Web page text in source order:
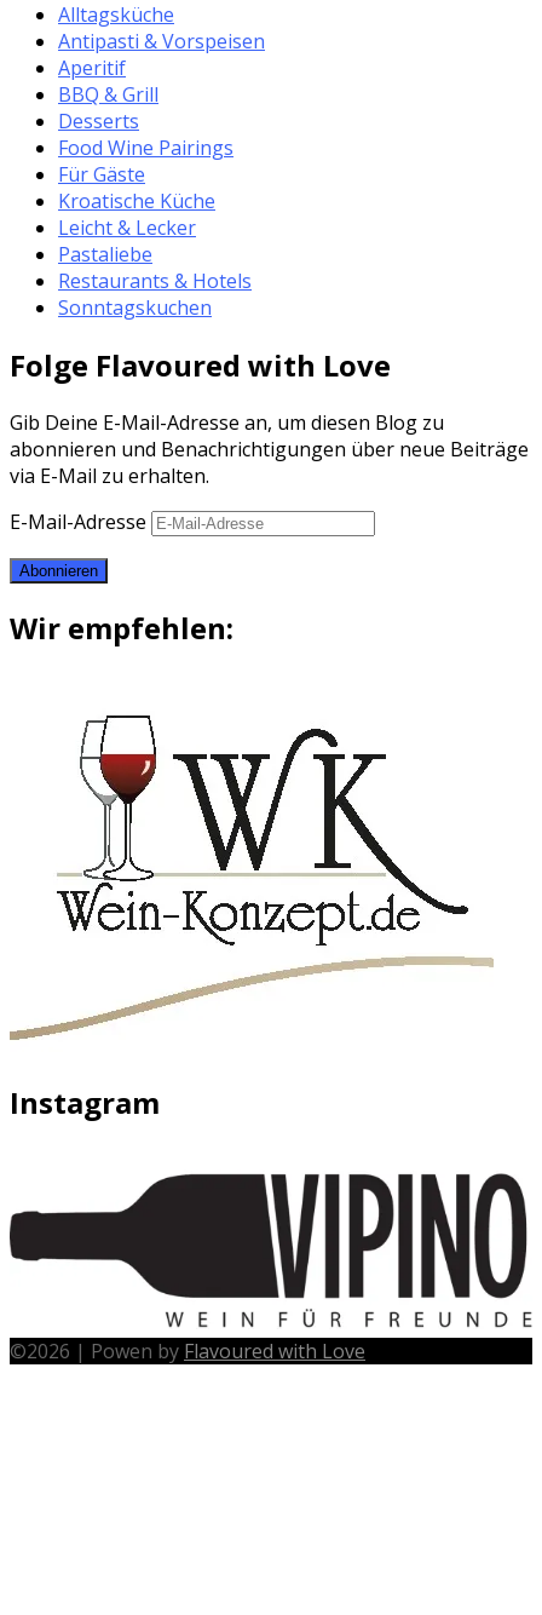
Alltagsküche
Antipasti & Vorspeisen
Aperitif
BBQ & Grill
Desserts
Food Wine Pairings
Für Gäste
Kroatische Küche
Leicht & Lecker
Pastaliebe
Restaurants & Hotels
Sonntagskuchen
Folge Flavoured with Love
Gib Deine E-Mail-Adresse an, um diesen Blog zu
abonnieren und Benachrichtigungen über neue Beiträge
via E-Mail zu erhalten.
E-Mail-Adresse
Abonnieren
Wir empfehlen:
Instagram
©2026 | Powen by Flavoured with Love